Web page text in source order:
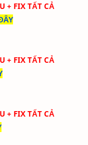
+ FIX TẤT CẢ
+ FIX TẤT CẢ
+ FIX TẤT CẢ